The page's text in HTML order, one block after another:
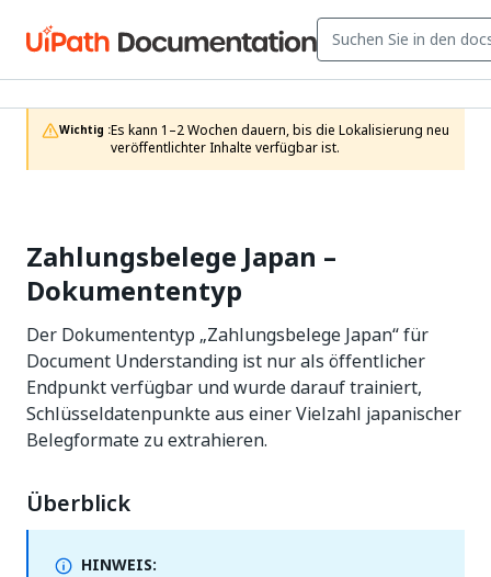
Wichtig :Es kann 1–2 Wochen dauern, bis die Lokalisierung neu
veröffentlichter Inhalte verfügbar ist.
Zahlungsbelege Japan –
Dokumententyp
Der Dokumententyp „Zahlungsbelege Japan“ für
Document Understanding ist nur als öffentlicher
Endpunkt verfügbar und wurde darauf trainiert,
Schlüsseldatenpunkte aus einer Vielzahl japanischer
Belegformate zu extrahieren.
Überblick
HINWEIS: